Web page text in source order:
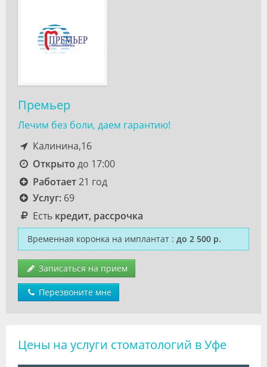
Премьер
Лечим без боли, даем гарантию!
Калинина,16
Открыто до 17:00
Работает21 год
Услуг:69
Есть кредит, рассрочка
Временная коронка на имплантат : до 2 500 р.
Записаться на прием
Перезвоните мне
Цены на услуги стоматологий в Уфе